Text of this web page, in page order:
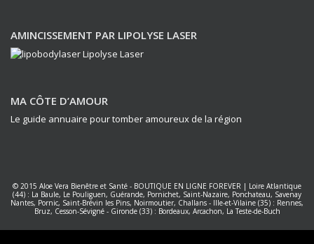
AMINCISSEMENT PAR LIPOLYSE LASER
MA CÔTE D’AMOUR
Le guide annuaire pour tomber amoureux de la région
© 2015 Aloe Vera Bienêtre et Santé - BOUTIQUE EN LIGNE FOREVER | Loire Atlantique
(44) : La Baule, Le Pouliguen, Guérande, Pornichet, Saint-Nazaire, Ponchateau, Savenay
Nantes, Pornic, Saint-Brévin les Pins, Noirmoutier, Challans - Ille-et-Vilaine (35) : Rennes,
Bruz, Cesson-Sévigné- Gironde (33) : Bordeaux, Arcachon, La Teste-de-Buch